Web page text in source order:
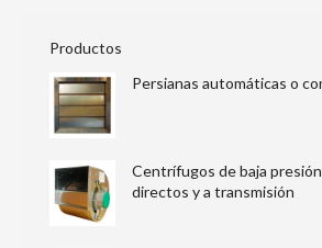
Productos
Persianas automáticas o
Centrífugos de baja
directos y a transmisión